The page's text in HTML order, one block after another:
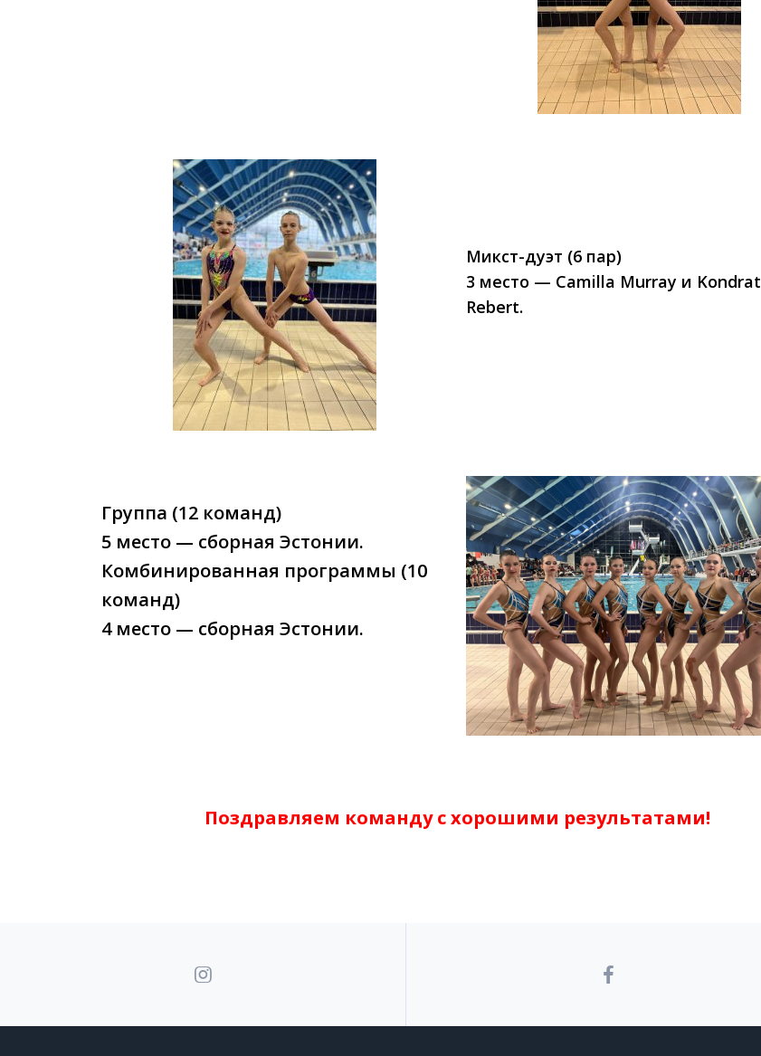
Микст-дуэт (6 пар)
3 место — Camilla Murray и Kondrat
Rebert.
Группа (12 команд)
5 место — сборная Эстонии.
Комбинированная программы (10
команд)
4 место — сборная Эстонии.
Поздравляем команду с хорошими результатами!